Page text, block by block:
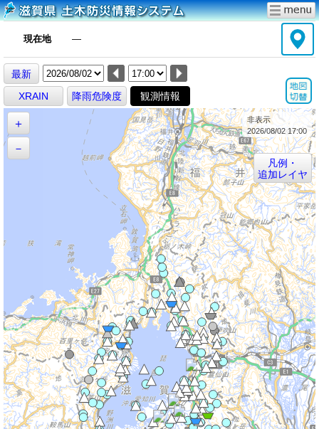
現在地 ―
最新
XRAIN
降雨危険度 観測情報
＋
－
非表示
2026/08/02 17:00
凡例・
追加レイヤ